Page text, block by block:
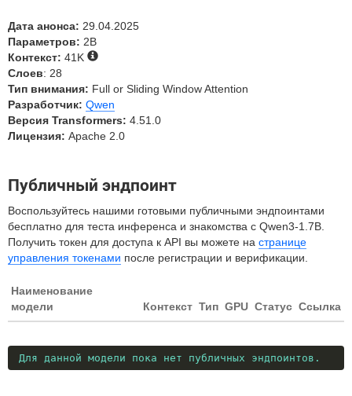
Дата анонса: 29.04.2025
Параметров: 2B
Контекст: 41K
Слоев: 28
Тип внимания: Full or Sliding Window Attention
Разработчик: Qwen
Версия Transformers: 4.51.0
Лицензия: Apache 2.0
Публичный эндпоинт
Воспользуйтесь нашими готовыми публичными эндпоинтами
бесплатно для теста инференса и знакомства с Qwen3-1.7B.
Получить токен для доступа к API вы можете на странице
управления токенами после регистрации и верификации.
Наименование
модели
Контекст Тип GPU Статус Ссылка
Для данной модели пока нет публичных эндпоинтов.